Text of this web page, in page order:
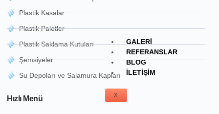
GALERI
REFERANSLAR
BLOG
İLETIŞIM
X
Plastik Kasalar
Plastik Paletler
Plastik Saklama Kutuları
Şemsiyeler
Su Depoları ve Salamura Kapları
Hızlı Menü